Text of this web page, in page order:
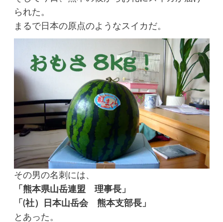
られた。
まるで日本の原点のようなスイカだ。
その男の名刺には、
「熊本県山岳連盟 理事長」
「(社）日本山岳会 熊本支部長」
とあった。